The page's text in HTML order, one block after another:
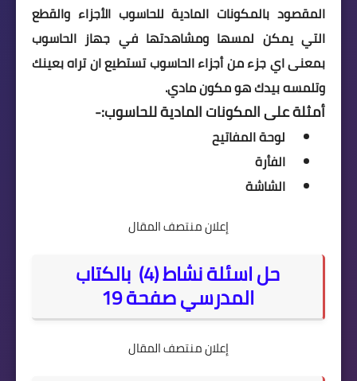
المقصود بالمكونات المادية للحاسوب الأجزاء والقطع
التي يمكن لمسها ومشاهدتها في جهاز الحاسوب
بمعنى اي جزء من أجزاء الحاسوب تستطيع ان تراه بعينك
وتلمسه بيدك هو مكون مادي.
أمثلة على المكونات المادية للحاسوب:-
لوحة المفاتيح
الفأرة
الشاشة
إعلان منتصف المقال
حل اسئلة نشاط (4) بالكتاب
المدرسي صفحة 19
إعلان منتصف المقال